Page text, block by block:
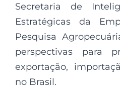
Secretaria de
Estratégicas da
Pesquisa
perspectivas para
exportação,
no Brasil.